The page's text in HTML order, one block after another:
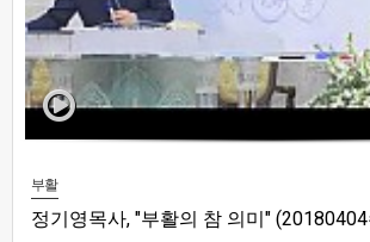
부활
정기영목사, "부활의 참 의미"